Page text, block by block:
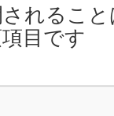
れるこ
目です